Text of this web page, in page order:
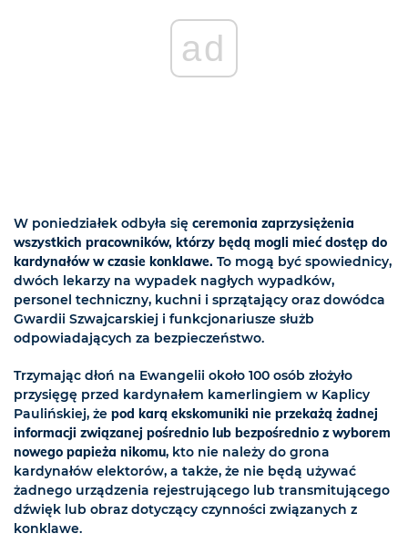
ad
W poniedziałek odbyła się ceremonia zaprzysiężenia
wszystkich pracowników, którzy będą mogli mieć dostęp do
kardynałów w czasie konklawe. To mogą być spowiednicy,
dwóch lekarzy na wypadek nagłych wypadków,
personel techniczny, kuchni i sprzątający oraz dowódca
Gwardii Szwajcarskiej i funkcjonariusze służb
odpowiadających za bezpieczeństwo.
Trzymając dłoń na Ewangelii około 100 osób złożyło
przysięgę przed kardynałem kamerlingiem w Kaplicy
Paulińskiej, że pod karą ekskomuniki nie przekażą żadnej
informacji związanej pośrednio lub bezpośrednio z wyborem
nowego papieża nikomu, kto nie należy do grona
kardynałów elektorów, a także, że nie będą używać
żadnego urządzenia rejestrującego lub transmitującego
dźwięk lub obraz dotyczący czynności związanych z
konklawe.